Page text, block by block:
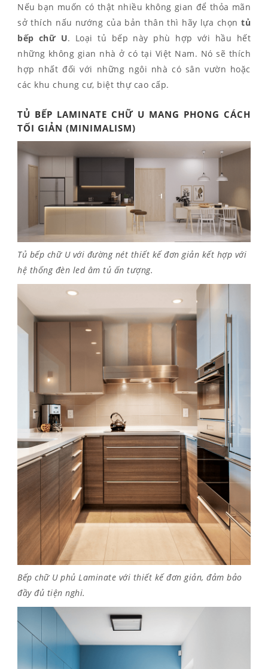
Nếu bạn muốn có thật nhiều không gian để thỏa mãn
sở thích nấu nướng của bản thân thì hãy lựa chọn tủ
bếp chữ U. Loại tủ bếp này phù hợp với hầu hết
những không gian nhà ở có tại Việt Nam. Nó sẽ thích
hợp nhất đối với những ngôi nhà có sân vườn hoặc
các khu chung cư, biệt thự cao cấp.
TỦ BẾP LAMINATE CHỮ U MANG PHONG CÁCH
TỐI GIẢN (MINIMALISM)
Tủ bếp chữ U với đường nét thiết kế đơn giản kết hợp với
hệ thống đèn led âm tủ ấn tượng.
Bếp chữ U phủ Laminate với thiết kế đơn giản, đảm bảo
đầy đủ tiện nghi.